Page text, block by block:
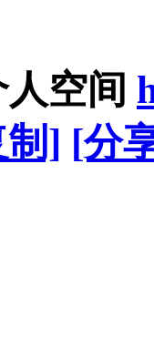
空间
制] [分